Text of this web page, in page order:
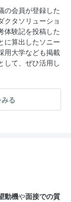
の会員が登録した
クタソリューショ
体験記を投稿した
に算出したソニー
用大学なども掲載
して、ぜひ活用し
る
動機や面接での質